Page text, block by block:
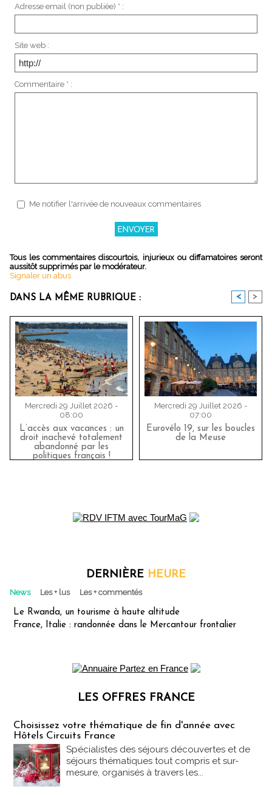
Adresse email (non publiée) * :
Site web :
Commentaire * :
Me notifier l'arrivée de nouveaux commentaires
Tous les commentaires discourtois, injurieux ou diffamatoires seront
aussitôt supprimés par le modérateur.
Signaler un abus
DANS LA MÊME RUBRIQUE : < >
Mercredi 29 Juillet 2026 -
08:00
L’accès aux vacances : un
droit inachevé totalement
abandonné par les
politiques français !
Mercredi 29 Juillet 2026 -
07:00
Eurovélo 19, sur les boucles
de la Meuse
DERNIÈRE HEURE
News Les + lus Les + commentés
Le Rwanda, un tourisme à haute altitude
France, Italie : randonnée dans le Mercantour frontalier
LES OFFRES FRANCE
Choisissez votre thématique de fin d'année avec
Hôtels Circuits France
Spécialistes des séjours découvertes et de
séjours thématiques tout compris et sur-
mesure, organisés à travers les...